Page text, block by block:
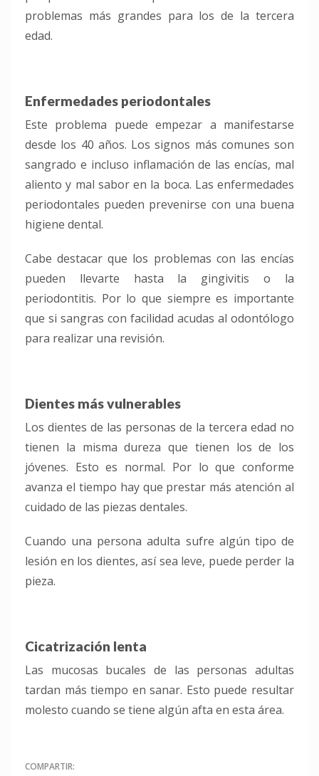
problemas más grandes para los de la tercera
edad.
Enfermedades periodontales
Este problema puede empezar a manifestarse
desde los 40 años. Los signos más comunes son
sangrado e incluso inflamación de las encías, mal
aliento y mal sabor en la boca. Las enfermedades
periodontales pueden prevenirse con una buena
higiene dental.
Cabe destacar que los problemas con las encías
pueden llevarte hasta la gingivitis o la
periodontitis. Por lo que siempre es importante
que si sangras con facilidad acudas al odontólogo
para realizar una revisión.
Dientes más vulnerables
Los dientes de las personas de la tercera edad no
tienen la misma dureza que tienen los de los
jóvenes. Esto es normal. Por lo que conforme
avanza el tiempo hay que prestar más atención al
cuidado de las piezas dentales.
Cuando una persona adulta sufre algún tipo de
lesión en los dientes, así sea leve, puede perder la
pieza.
Cicatrización lenta
Las mucosas bucales de las personas adultas
tardan más tiempo en sanar. Esto puede resultar
molesto cuando se tiene algún afta en esta área.